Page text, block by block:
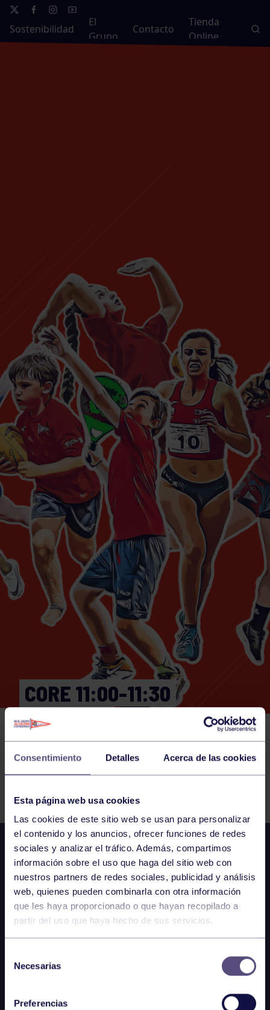
Consentimiento Detalles Acerca de las cookies
Esta página web usa cookies
Las cookies de este sitio web se usan para personalizar
el contenido y los anuncios, ofrecer funciones de redes
sociales y analizar el tráfico. Además, compartimos
información sobre el uso que haga del sitio web con
nuestros partners de redes sociales, publicidad y análisis
web, quienes pueden combinarla con otra información
que les haya proporcionado o que hayan recopilado a
partir del uso que haya hecho de sus servicios.
Necesarias
Preferencias
Sostenibilidad
El
Grupo
Contacto
Tienda
Online
CORE 11:00-11:30
GIMNASIO